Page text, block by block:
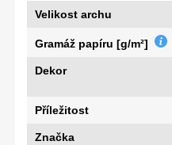
Velikost archu
Gramáž papíru [g/m²]
Dekor
Příležitost
Značka